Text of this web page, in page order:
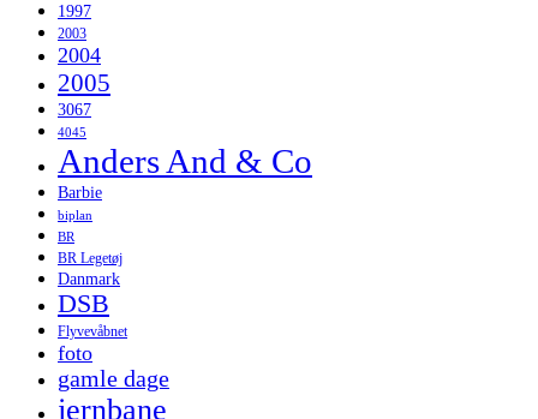
1997
2003
2004
2005
3067
4045
Anders And & Co
Barbie
biplan
BR
BR Legetøj
Danmark
DSB
Flyvevåbnet
foto
gamle dage
jernbane